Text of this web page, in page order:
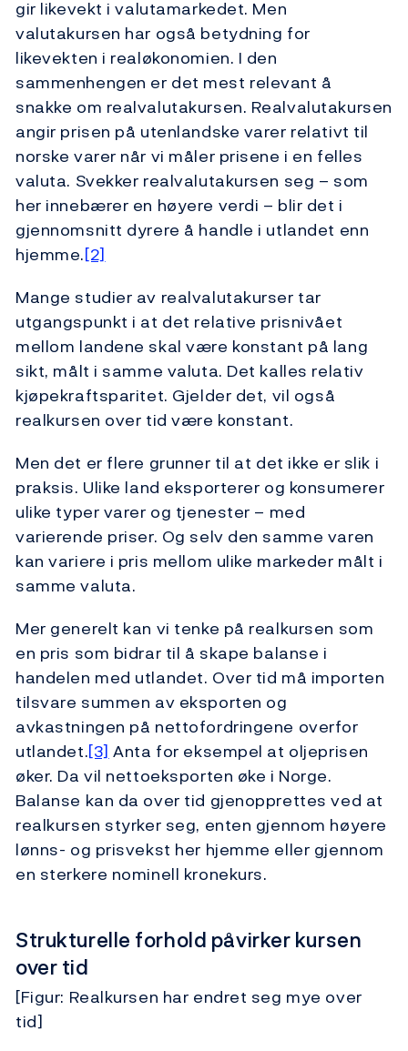
gir likevekt i valutamarkedet. Men
valutakursen har også betydning for
likevekten i realøkonomien. I den
sammenhengen er det mest relevant å
snakke om realvalutakursen. Realvalutakursen
angir prisen på utenlandske varer relativt til
norske varer når vi måler prisene i en felles
valuta. Svekker realvalutakursen seg – som
her innebærer en høyere verdi – blir det i
gjennomsnitt dyrere å handle i utlandet enn
hjemme.[2]
Mange studier av realvalutakurser tar
utgangspunkt i at det relative prisnivået
mellom landene skal være konstant på lang
sikt, målt i samme valuta. Det kalles relativ
kjøpekraftsparitet. Gjelder det, vil også
realkursen over tid være konstant.
Men det er flere grunner til at det ikke er slik i
praksis. Ulike land eksporterer og konsumerer
ulike typer varer og tjenester – med
varierende priser. Og selv den samme varen
kan variere i pris mellom ulike markeder målt i
samme valuta.
Mer generelt kan vi tenke på realkursen som
en pris som bidrar til å skape balanse i
handelen med utlandet. Over tid må importen
tilsvare summen av eksporten og
avkastningen på nettofordringene overfor
utlandet.[3] Anta for eksempel at oljeprisen
øker. Da vil nettoeksporten øke i Norge.
Balanse kan da over tid gjenopprettes ved at
realkursen styrker seg, enten gjennom høyere
lønns- og prisvekst her hjemme eller gjennom
en sterkere nominell kronekurs.
Strukturelle forhold påvirker kursen
over tid
[Figur: Realkursen har endret seg mye over
tid]